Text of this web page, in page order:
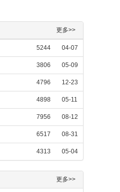
更多>>
5244 04-07
3806 05-09
4796 12-23
4898 05-11
7956 08-12
6517 08-31
4313 05-04
更多>>